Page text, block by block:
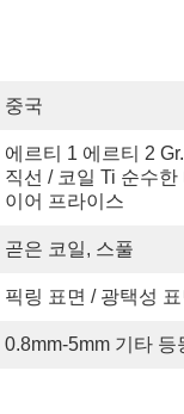
중국
에르티 1 에르티 2
직선 / 코일 Ti 순수한
이어 프라이스
곧은 코일, 스풀
픽링 표면 / 광택성 표
0.8mm-5mm 기타 등